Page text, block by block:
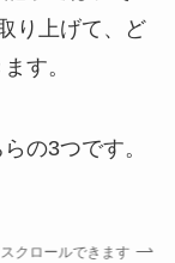
り上げて、ど
す。
の3つです。
スクロールできます